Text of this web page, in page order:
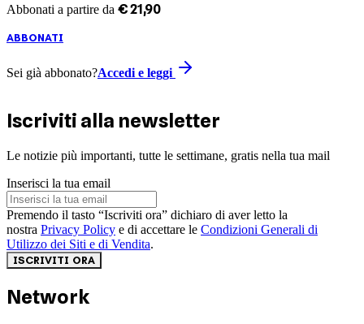
Abbonati a partire da €21,90
ABBONATI
Sei già abbonato?Accedi e leggi
Iscriviti alla newsletter
Le notizie più importanti, tutte le settimane, gratis nella tua mail
Inserisci la tua email
Premendo il tasto “Iscriviti ora” dichiaro di aver letto la
nostra Privacy Policy e di accettare le Condizioni Generali di
Utilizzo dei Siti e di Vendita.
ISCRIVITI ORA
Network